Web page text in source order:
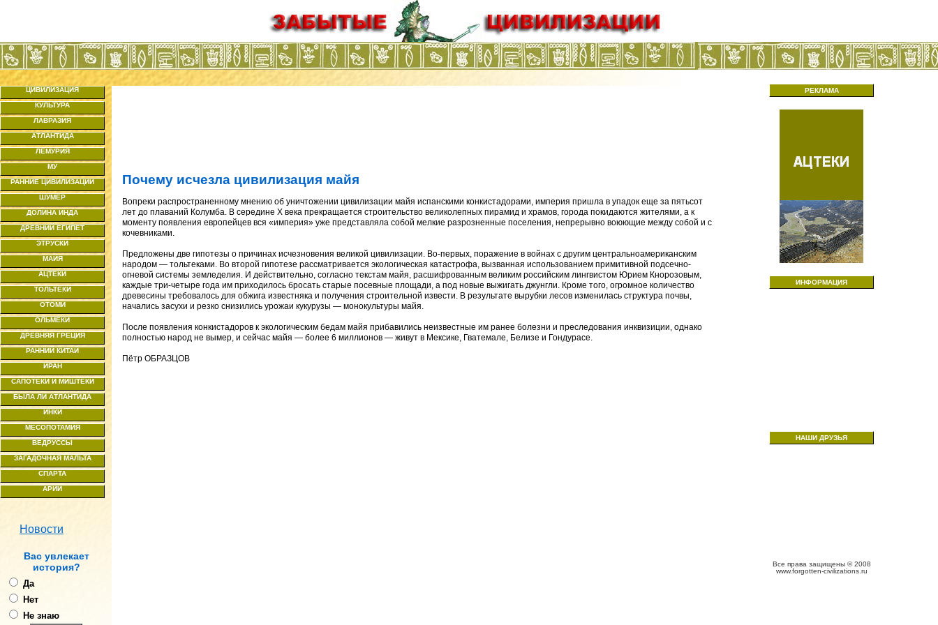
ЦИВИЛИЗАЦИЯ
КУЛЬТУРА
ЛАВРАЗИЯ
АТЛАНТИДА
ЛЕМУРИЯ
МУ
РАННИЕ ЦИВИЛИЗАЦИИ
ШУМЕР
ДОЛИНА ИНДА
ДРЕВНИЙ ЕГИПЕТ
ЭТРУСКИ
МАЙЯ
АЦТЕКИ
ТОЛЬТЕКИ
ОТОМИ
ОЛЬМЕКИ
ДРЕВНЯЯ ГРЕЦИЯ
РАННИЙ КИТАЙ
ИРАН
САПОТЕКИ И МИШТЕКИ
БЫЛА ЛИ АТЛАНТИДА
ИНКИ
МЕСОПОТАМИЯ
ВЕДРУССЫ
ЗАГАДОЧНАЯ МАЛЬТА
СПАРТА
АРИИ
Новости
Ваc увлекает
история?
Да
Нет
Не знаю
РЕКЛАМА
ИНФОРМАЦИЯ
НАШИ ДРУЗЬЯ
Все права защищены © 2008
www.forgotten-civilizations.ru
Почему исчезла цивилизация майя
Вопреки распространенному мнению об уничтожении цивилизации майя испанскими конкистадорами, империя пришла в упадок еще за пятьсот
лет до плаваний Колумба. В середине X века прекращается строительство великолепных пирамид и храмов, города покидаются жителями, а к
моменту появления европейцев вся «империя» уже представляла собой мелкие разрозненные поселения, непрерывно воюющие между собой и с
кочевниками.
Предложены две гипотезы о причинах исчезновения великой цивилизации. Во-первых, поражение в войнах с другим центральноамериканским
народом — тольтеками. Во второй гипотезе рассматривается экологическая катастрофа, вызванная использованием примитивной подсечно-
огневой системы земледелия. И действительно, согласно текстам майя, расшифрованным великим российским лингвистом Юрием Кнорозовым,
каждые три-четыре года им приходилось бросать старые посевные площади, а под новые выжигать джунгли. Кроме того, огромное количество
древесины требовалось для обжига известняка и получения строительной извести. В результате вырубки лесов изменилась структура почвы,
начались засухи и резко снизились урожаи кукурузы — монокультуры майя.
После появления конкистадоров к экологическим бедам майя прибавились неизвестные им ранее болезни и преследования инквизиции, однако
полностью народ не вымер, и сейчас майя — более 6 миллионов — живут в Мексике, Гватемале, Белизе и Гондурасе.
Пётр ОБРАЗЦОВ